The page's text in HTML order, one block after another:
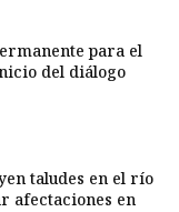
para el
del diálogo
taludes en el río
afectaciones en